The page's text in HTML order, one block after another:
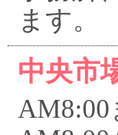
ます。
中央市